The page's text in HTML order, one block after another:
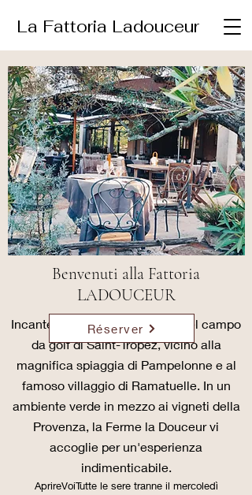
La Fattoria Ladouceur
Benvenuti alla Fattoria
LADOUCEUR
Incantevole bastide nel cuore del campo
da golf di Saint-Tropez, vicino alla
magnifica spiaggia di Pampelonne e al
famoso villaggio di Ramatuelle. In un
ambiente verde in mezzo ai vigneti della
Provenza, la Ferme la Douceur vi
accoglie per un'esperienza
indimenticabile.
AprireVoiTutte le sere tranne il mercoledì
Réserver